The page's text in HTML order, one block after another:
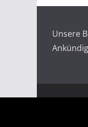
Unsere